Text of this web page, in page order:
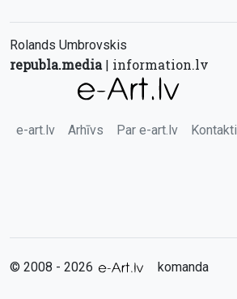
Rolands Umbrovskis
republa.media| information.lv
e-art.lv Arhīvs Par e-art.lv Kontakti
© 2008 - 2026 komanda